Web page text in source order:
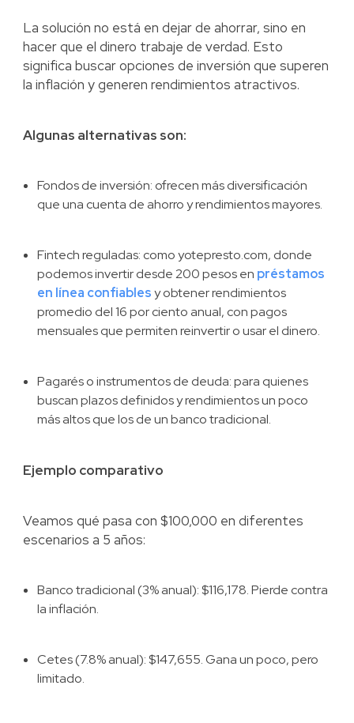
La solución no está en dejar de ahorrar, sino en
hacer que el dinero trabaje de verdad. Esto
significa buscar opciones de inversión que superen
la inflación y generen rendimientos atractivos.
Algunas alternativas son:
Fondos de inversión: ofrecen más diversificación
que una cuenta de ahorro y rendimientos mayores.
Fintech reguladas: como yotepresto.com, donde
podemos invertir desde 200 pesos en préstamos
en línea confiablesy obtener rendimientos
promedio del 16 por ciento anual, con pagos
mensuales que permiten reinvertir o usar el dinero.
Pagarés o instrumentos de deuda: para quienes
buscan plazos definidos y rendimientos un poco
más altos que los de un banco tradicional.
Ejemplo comparativo
Veamos qué pasa con $100,000 en diferentes
escenarios a 5 años:
Banco tradicional (3% anual): $116,178. Pierde contra
la inflación.
Cetes (7.8% anual): $147,655. Gana un poco, pero
limitado.